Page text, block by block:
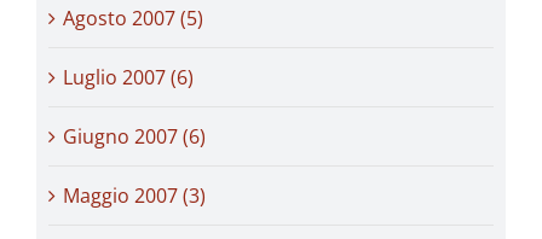
Agosto 2007 (5)
Luglio 2007 (6)
Giugno 2007 (6)
Maggio 2007 (3)